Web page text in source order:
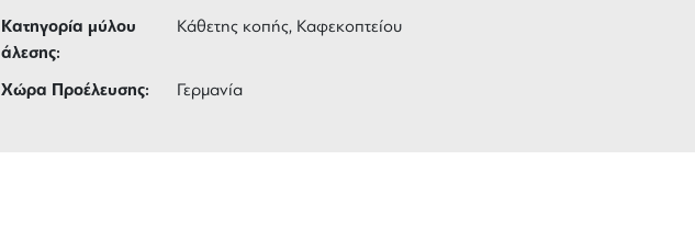
Κατηγορία μύλου
άλεσης:
Κάθετης κοπής, Καφεκοπτείου
Χώρα Προέλευσης: Γερμανία